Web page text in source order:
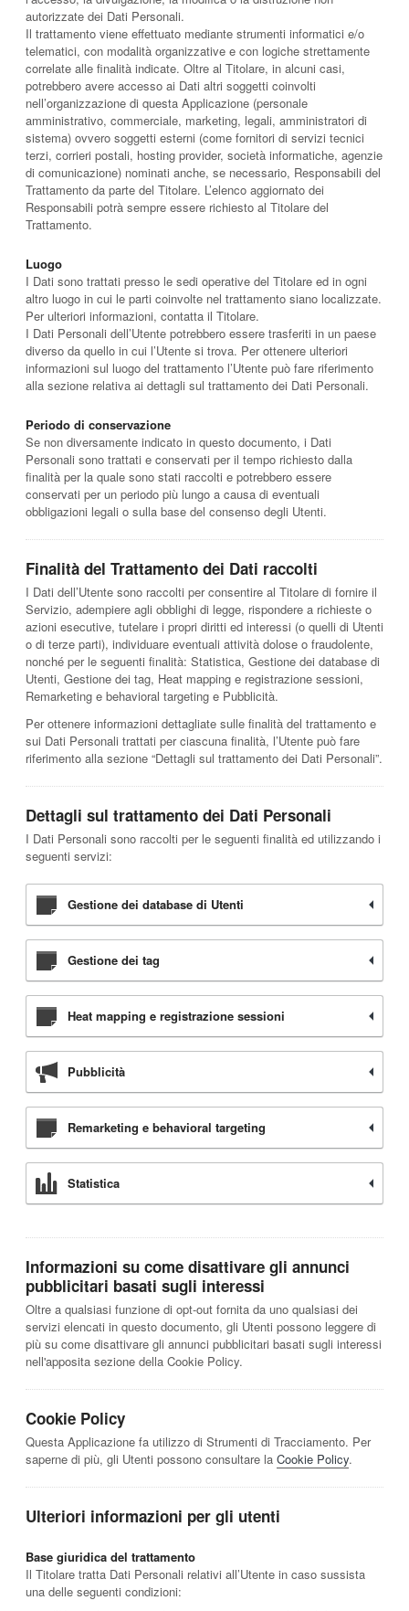
autorizzate dei Dati Personali.
Il trattamento viene effettuato mediante strumenti informatici e/o
telematici, con modalità organizzative e con logiche strettamente
correlate alle finalità indicate. Oltre al Titolare, in alcuni casi,
potrebbero avere accesso ai Dati altri soggetti coinvolti
nell’organizzazione di questa Applicazione (personale
amministrativo, commerciale, marketing, legali, amministratori di
sistema) ovvero soggetti esterni (come fornitori di servizi tecnici
terzi, corrieri postali, hosting provider, società informatiche, agenzie
di comunicazione) nominati anche, se necessario, Responsabili del
Trattamento da parte del Titolare. L’elenco aggiornato dei
Responsabili potrà sempre essere richiesto al Titolare del
Trattamento.
Luogo
I Dati sono trattati presso le sedi operative del Titolare ed in ogni
altro luogo in cui le parti coinvolte nel trattamento siano localizzate.
Per ulteriori informazioni, contatta il Titolare.
I Dati Personali dell’Utente potrebbero essere trasferiti in un paese
diverso da quello in cui l’Utente si trova. Per ottenere ulteriori
informazioni sul luogo del trattamento l’Utente può fare riferimento
alla sezione relativa ai dettagli sul trattamento dei Dati Personali.
Periodo di conservazione
Se non diversamente indicato in questo documento, i Dati
Personali sono trattati e conservati per il tempo richiesto dalla
finalità per la quale sono stati raccolti e potrebbero essere
conservati per un periodo più lungo a causa di eventuali
obbligazioni legali o sulla base del consenso degli Utenti.
Finalità del Trattamento dei Dati raccolti
I Dati dell’Utente sono raccolti per consentire al Titolare di fornire il
Servizio, adempiere agli obblighi di legge, rispondere a richieste o
azioni esecutive, tutelare i propri diritti ed interessi (o quelli di Utenti
o di terze parti), individuare eventuali attività dolose o fraudolente,
nonché per le seguenti finalità: Statistica, Gestione dei database di
Utenti, Gestione dei tag, Heat mapping e registrazione sessioni,
Remarketing e behavioral targeting e Pubblicità.
Per ottenere informazioni dettagliate sulle finalità del trattamento e
sui Dati Personali trattati per ciascuna finalità, l’Utente può fare
riferimento alla sezione “Dettagli sul trattamento dei Dati Personali”.
Dettagli sul trattamento dei Dati Personali
I Dati Personali sono raccolti per le seguenti finalità ed utilizzando i
seguenti servizi:
Gestione dei database di Utenti
Gestione dei tag
Heat mapping e registrazione sessioni
Pubblicità
Remarketing e behavioral targeting
Statistica
Informazioni su come disattivare gli annunci
pubblicitari basati sugli interessi
Oltre a qualsiasi funzione di opt-out fornita da uno qualsiasi dei
servizi elencati in questo documento, gli Utenti possono leggere di
più su come disattivare gli annunci pubblicitari basati sugli interessi
nell'apposita sezione della Cookie Policy.
Cookie Policy
Questa Applicazione fa utilizzo di Strumenti di Tracciamento. Per
saperne di più, gli Utenti possono consultare la Cookie Policy.
Ulteriori informazioni per gli utenti
Base giuridica del trattamento
Il Titolare tratta Dati Personali relativi all’Utente in caso sussista
una delle seguenti condizioni: